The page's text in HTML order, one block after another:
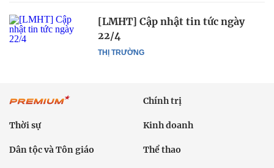
THỊ TRƯỜNG
[LMHT] Cập nhật tin tức ngày
22/4
Chính trị
Thời sự Kinh doanh
Dân tộc và Tôn giáo Thể thao